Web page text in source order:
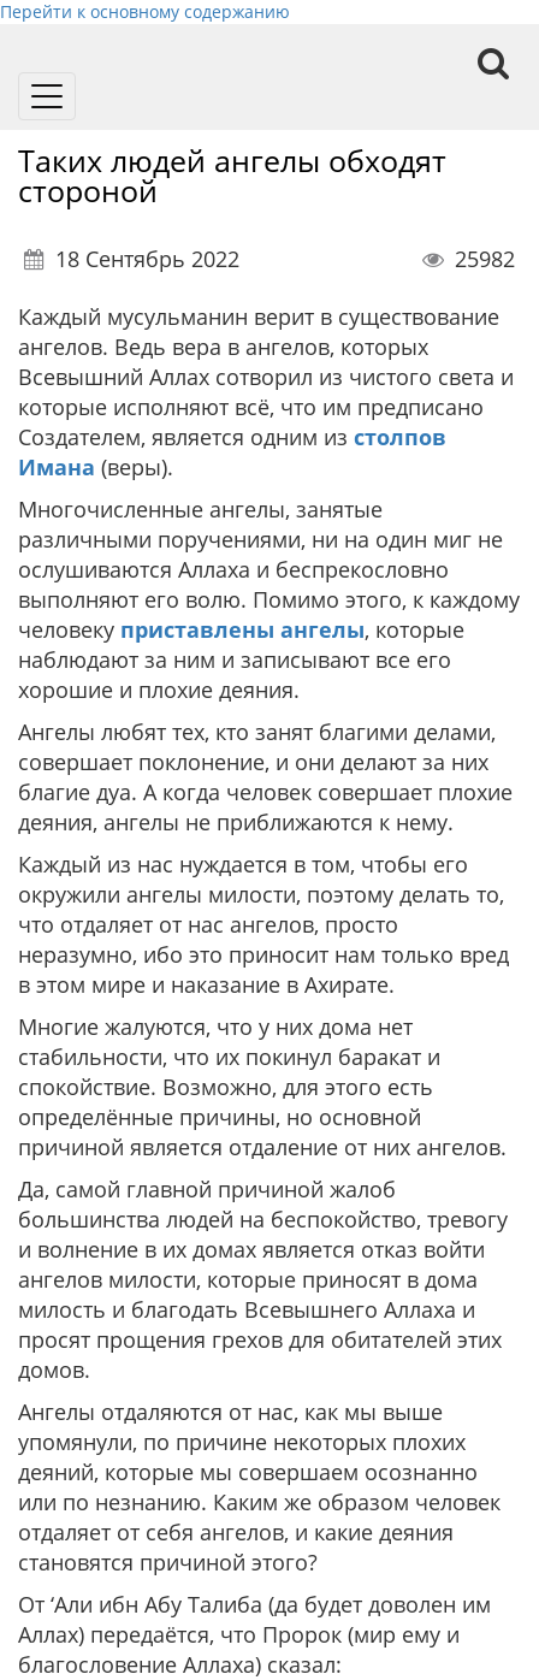
Перейти к основному содержанию
Toggle
Таких людей ангелы обходят
стороной
18 Сентябрь 2022
25982
Каждый мусульманин верит в существование
ангелов. Ведь вера в ангелов, которых
Всевышний Аллах сотворил из чистого света и
которые исполняют всё, что им предписано
Создателем, является одним из столпов
Имана (веры).
Многочисленные ангелы, занятые
различными поручениями, ни на один миг не
ослушиваются Аллаха и беспрекословно
выполняют его волю. Помимо этого, к каждому
человеку приставлены ангелы, которые
наблюдают за ним и записывают все его
хорошие и плохие деяния.
Ангелы любят тех, кто занят благими делами,
совершает поклонение, и они делают за них
благие дуа. А когда человек совершает плохие
деяния, ангелы не приближаются к нему.
Каждый из нас нуждается в том, чтобы его
окружили ангелы милости, поэтому делать то,
что отдаляет от нас ангелов, просто
неразумно, ибо это приносит нам только вред
в этом мире и наказание в Ахирате.
Многие жалуются, что у них дома нет
стабильности, что их покинул баракат и
спокойствие. Возможно, для этого есть
определённые причины, но основной
причиной является отдаление от них ангелов.
Да, самой главной причиной жалоб
большинства людей на беспокойство, тревогу
и волнение в их домах является отказ войти
ангелов милости, которые приносят в дома
милость и благодать Всевышнего Аллаха и
просят прощения грехов для обитателей этих
домов.
Ангелы отдаляются от нас, как мы выше
упомянули, по причине некоторых плохих
деяний, которые мы совершаем осознанно
или по незнанию. Каким же образом человек
отдаляет от себя ангелов, и какие деяния
становятся причиной этого?
От ‘Али ибн Абу Талиба (да будет доволен им
Аллах) передаётся, что Пророк (мир ему и
благословение Аллаха) сказал: